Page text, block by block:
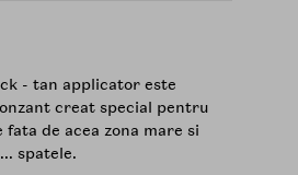
- tan applicator este
creat special pentru
de acea zona mare si
spatele.